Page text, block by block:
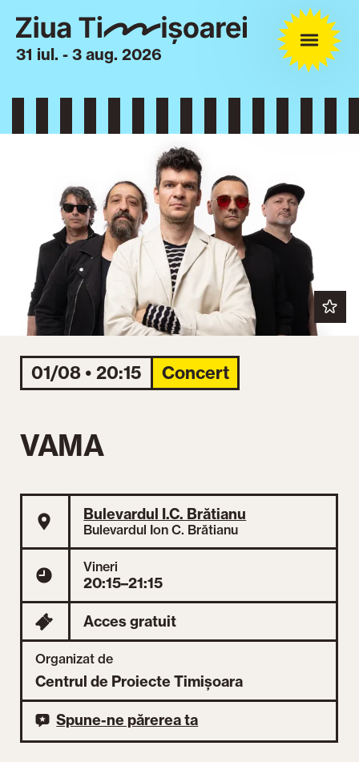
31 iul. - 3 aug. 2026
01/08 • 20:15 Concert
VAMA
Bulevardul I.C. Brătianu
Bulevardul Ion C. Brătianu
Vineri
20:15–21:15
Acces gratuit
Organizat de
Centrul de Proiecte Timișoara
Spune-ne părerea ta